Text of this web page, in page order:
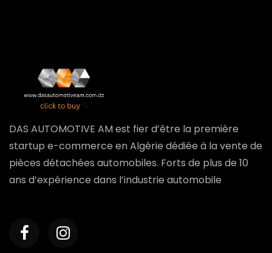
DAS AUTOMOTIVE AM est fier d’être la première
startup e-commerce en Algérie dédiée à la vente de
pièces détachées automobiles. Forts de plus de 10
ans d’expérience dans l’industrie automobile